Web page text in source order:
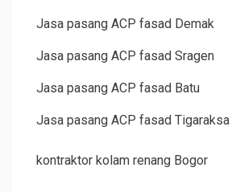
Jasa pasang ACP fasad Demak
Jasa pasang ACP fasad Sragen
Jasa pasang ACP fasad Batu
Jasa pasang ACP fasad Tigaraksa
kontraktor kolam renang Bogor